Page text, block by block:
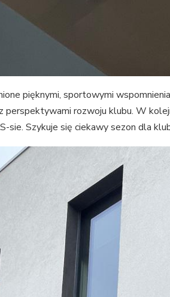
pięknymi, sportowymi
perspektywami rozwoju klubu. W
sie. Szykuje się ciekawy sezon dla